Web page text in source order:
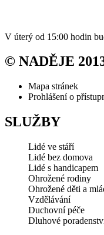
V úterý od 15:00 hodin
© NADĚJE
Mapa stránek
Prohlášení o
SLUŽBY
Lidé ve stáří
Lidé bez domova
Lidé s handicapem
Ohrožené rodiny
Ohrožené děti a
Vzdělávání
Duchovní péče
Dluhové